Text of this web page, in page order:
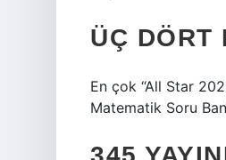
ÜÇ DÖRT
En çok “All Star
Matematik Soru